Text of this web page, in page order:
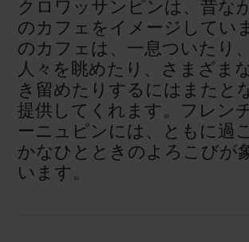
クロワッサンピンは、昔な
のカフェをイメージしてい
のカフェは、一息ついたり
人々を眺めたり、さまざま
き留めたりするにはまたと
提供してくれます。フレン
ーニュピンには、ともに過
かなひとときのよろこびが
います。